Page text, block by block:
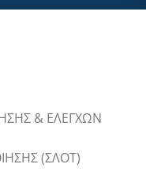
& ΕΛΕΓΧΩΝ
(ΣΛΟΤ)